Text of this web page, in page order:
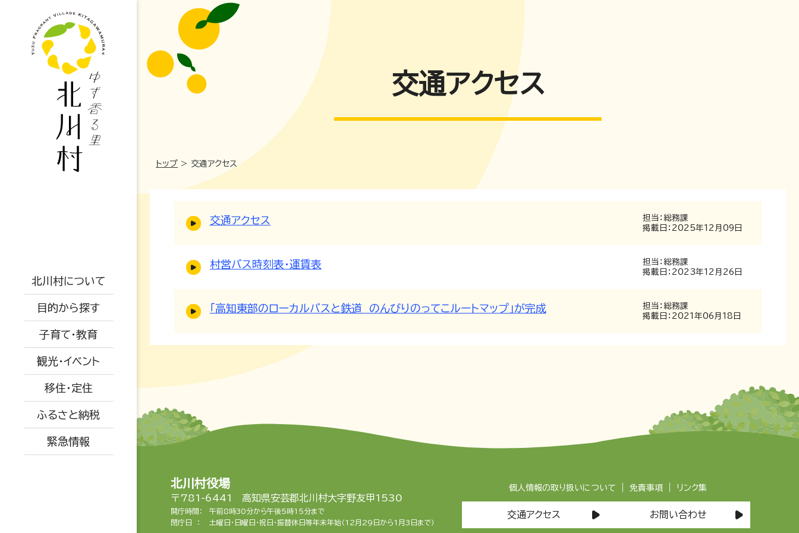
北川村について
交通アクセス
目的から探す
税金・年金・保険
生活・環境・安全
子育て・教育
子育て・教育
妊娠・出産
高校・大学
支援制度
保小中一体化
小中学校
育児支援・相談
観光・イベント
観光情報
イベント情報
移住・定住
仕事情報
移住者の声
移住関係
ふるさと納税
ふるさと納税
緊急情報
防災情報
被災情報
避難場所
被災された方へ
交通アクセス
トップ > 交通アクセス
交通アクセス
担当：総務課
掲載日：2025年12月09日
村営バス時刻表・運賃表
担当：総務課
掲載日：2023年12月26日
「高知東部のローカルバスと鉄道 のんびりのってこルートマップ」が完成
担当：総務課
掲載日：2021年06月18日
北川村役場
〒781-6441 高知県安芸郡北川村大字野友甲1530
開庁時間：
午前8時30分から午後5時15分まで
閉庁日 ：
土曜日・日曜日・祝日・振替休日等年末年始（12月29日から1月3日まで）
個人情報の取り扱いについて 免責事項 リンク集
交通アクセス お問い合わせ